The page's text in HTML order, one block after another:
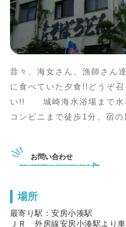
昔々、海女さん、漁師さん
に食べていた夕食!!どうぞ召
い!! 城崎海水浴場まで水
コンビニまで徒歩1分、宿
お問い合わせ
場所
最寄り駅：安房小湊駅
ＪＲ 外房線安房小湊駅より